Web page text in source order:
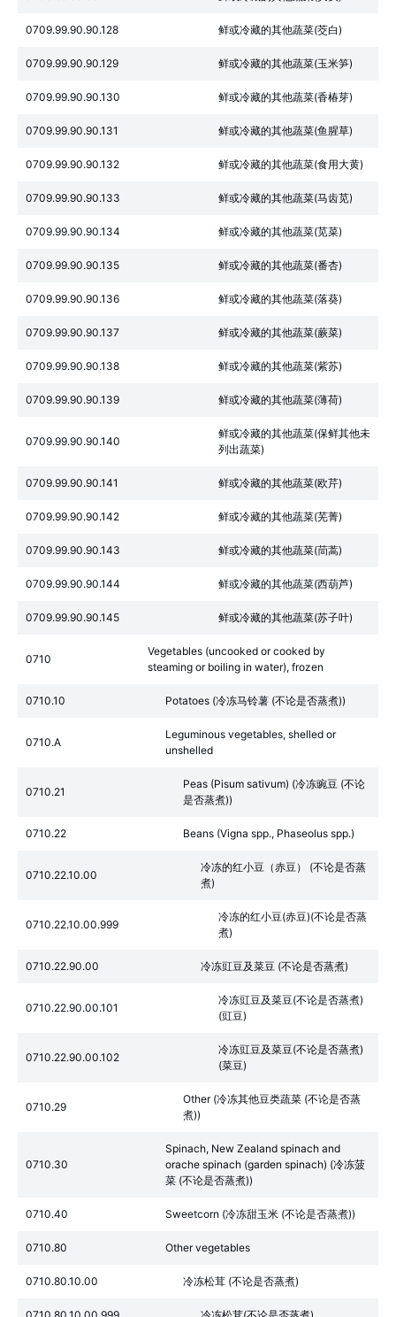
0709.99.90.90.128 鲜或冷藏的其他蔬菜(茭白)
0709.99.90.90.129 鲜或冷藏的其他蔬菜(玉米笋)
0709.99.90.90.130 鲜或冷藏的其他蔬菜(香椿芽)
0709.99.90.90.131 鲜或冷藏的其他蔬菜(鱼腥草)
0709.99.90.90.132 鲜或冷藏的其他蔬菜(食用大黄)
0709.99.90.90.133 鲜或冷藏的其他蔬菜(马齿苋)
0709.99.90.90.134 鲜或冷藏的其他蔬菜(苋菜)
0709.99.90.90.135 鲜或冷藏的其他蔬菜(番杏)
0709.99.90.90.136 鲜或冷藏的其他蔬菜(落葵)
0709.99.90.90.137 鲜或冷藏的其他蔬菜(蕨菜)
0709.99.90.90.138 鲜或冷藏的其他蔬菜(紫苏)
0709.99.90.90.139 鲜或冷藏的其他蔬菜(薄荷)
0709.99.90.90.140
鲜或冷藏的其他蔬菜(保鲜其他未
列出蔬菜)
0709.99.90.90.141 鲜或冷藏的其他蔬菜(欧芹)
0709.99.90.90.142 鲜或冷藏的其他蔬菜(芜菁)
0709.99.90.90.143 鲜或冷藏的其他蔬菜(茼蒿)
0709.99.90.90.144 鲜或冷藏的其他蔬菜(西葫芦)
0709.99.90.90.145 鲜或冷藏的其他蔬菜(苏子叶)
0710
Vegetables (uncooked or cooked by
steaming or boiling in water), frozen
0710.10 Potatoes (冷冻马铃薯 (不论是否蒸煮))
0710.A
Leguminous vegetables, shelled or
unshelled
0710.21
Peas (Pisum sativum) (冷冻豌豆 (不论
是否蒸煮))
0710.22 Beans (Vigna spp., Phaseolus spp.)
0710.22.10.00
冷冻的红小豆（赤豆） (不论是否蒸
煮)
0710.22.10.00.999
冷冻的红小豆(赤豆)(不论是否蒸
煮)
0710.22.90.00 冷冻豇豆及菜豆 (不论是否蒸煮)
0710.22.90.00.101
冷冻豇豆及菜豆(不论是否蒸煮)
(豇豆)
0710.22.90.00.102
冷冻豇豆及菜豆(不论是否蒸煮)
(菜豆)
0710.29
Other (冷冻其他豆类蔬菜 (不论是否蒸
煮))
0710.30
Spinach, New Zealand spinach and
orache spinach (garden spinach) (冷冻菠
菜 (不论是否蒸煮))
0710.40 Sweetcorn (冷冻甜玉米 (不论是否蒸煮))
0710.80 Other vegetables
0710.80.10.00 冷冻松茸 (不论是否蒸煮)